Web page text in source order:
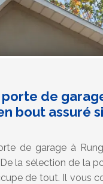
de
bout assuré
de garage à
la sélection de la
de tout. Il vous